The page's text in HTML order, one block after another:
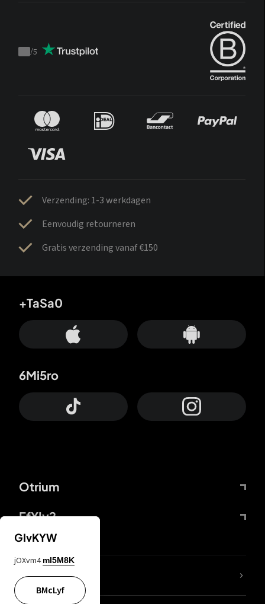
Trustpilot
/5
Verzending: 1-3 werkdagen
Eenvoudig retourneren
Gratis verzending vanaf €150
Otrium
FfYIy2
+TaSa0
6Mi5ro
ZbBJcb
GIvKYW
jOXvm4 mI5M8K
BMcLyf